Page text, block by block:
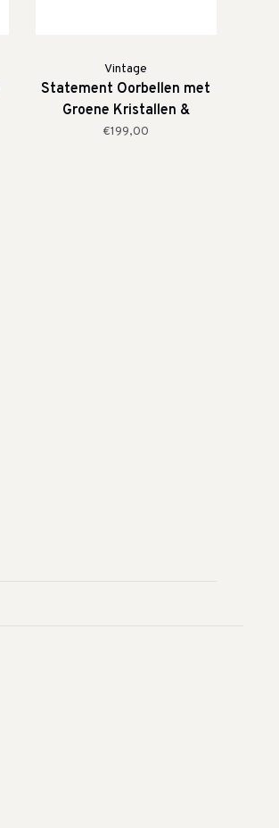
Vintage
Statement Oorbellen met
Groene Kristallen &
Barokparels
€199,00